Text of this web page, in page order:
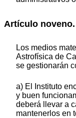
Artículo noveno.
Los medios
Astrofísica de
se gestionarán
a) El Instituto
y buen
deberá llevar a
mantenerlos en